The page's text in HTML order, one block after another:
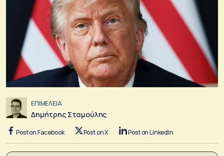
ΕΠΙΜΕΛΕΙΑ
Δημήτρης Σταμούλης
Post on Facebook Post on X Post on LinkedIn